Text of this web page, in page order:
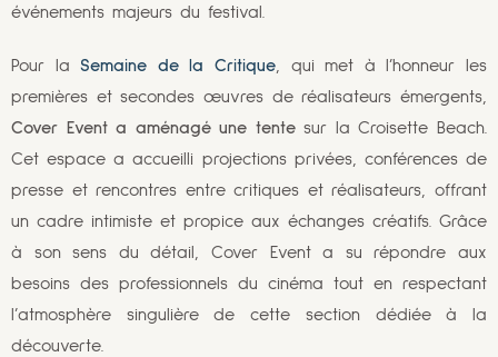
événements majeurs du festival.
Pour laSemaine de la Critique, qui met à l’honneur les
premières et secondes œuvres de réalisateurs émergents,
Cover Event a aménagé une tentesur la Croisette Beach.
Cet espace a accueilli projections privées, conférences de
presse et rencontres entre critiques et réalisateurs, offrant
un cadre intimiste et propice aux échanges créatifs. Grâce
à son sens du détail, Cover Event a su répondre aux
besoins des professionnels du cinéma tout en respectant
l’atmosphère singulière de cette section dédiée à la
découverte.